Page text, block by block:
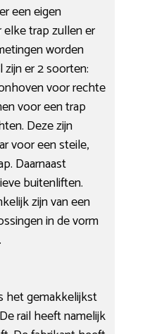
een eigen
trap zullen er
worden
er 2 soorten:
voor rechte
voor een trap
Deze zijn
voor een steile,
Daarnaast
buitenliften.
zijn van een
in de vorm
het gemakkelijkst
rail heeft namelijk